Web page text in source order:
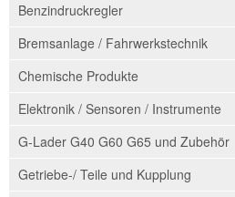
Benzindruckregler
Bremsanlage / Fahrwerkstechnik
Chemische Produkte
Elektronik / Sensoren / Instrumente
G-Lader G40 G60 G65 und Zubehör
Getriebe-/ Teile und Kupplung